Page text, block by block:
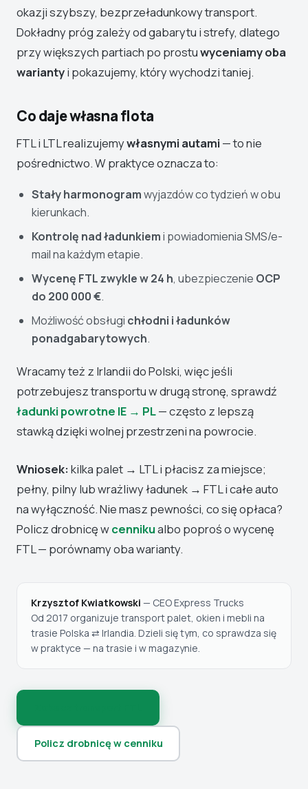
okazji szybszy, bezprzeładunkowy transport.
Dokładny próg zależy od gabarytu i strefy, dlatego
przy większych partiach po prostuwyceniamy oba
wariantyi pokazujemy, który wychodzi taniej.
Co daje własna flota
FTL i LTL realizujemywłasnymi autami— to nie
pośrednictwo. W praktyce oznacza to:
Stały harmonogramwyjazdów co tydzień w obu
kierunkach.
Kontrolę nad ładunkiemi powiadomienia SMS/e-
mail na każdym etapie.
Wycenę FTL zwykle w 24 h, ubezpieczenie OCP
do 200 000 €.
Możliwość obsługi chłodni i ładunków
ponadgabarytowych.
Wracamy też z Irlandii do Polski, więc jeśli
potrzebujesz transportu w drugą stronę, sprawdź
ładunki powrotne IE → PL— często z lepszą
stawką dzięki wolnej przestrzeni na powrocie.
Wniosek:kilka palet → LTL i płacisz za miejsce;
pełny, pilny lub wrażliwy ładunek → FTL i całe auto
na wyłączność. Nie masz pewności, co się opłaca?
Policz drobnicę wcennikualbo poproś o wycenę
FTL — porównamy oba warianty.
Krzysztof Kwiatkowski — CEO Express Trucks
Od 2017 organizuje transport palet, okien i mebli na
trasie Polska ⇄ Irlandia. Dzieli się tym, co sprawdza się
w praktyce — na trasie i w magazynie.
Policz drobnicę w cenniku